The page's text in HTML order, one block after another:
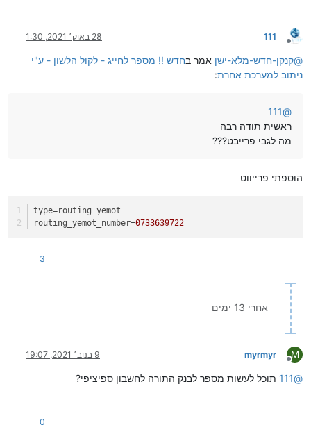
מנותק
111 28 באוק׳ 2021, 1:30
@קנקן-חדש-מלא-ישן אמר בחדש !! מספר לחייג - לקול הלשון - ע"י
ניתוב למערכת אחרת:
@
111
ראשית תודה רבה
מה לגבי פרייבט???
הוספתי פרייווט
type=routing_yemot
routing_yemot_number=0733639722
3
אחרי 13 ימים
M
מנותק
myrmyr 9 בנוב׳ 2021, 19:07
@
111 תוכל לעשות מספר לבנק התורה לחשבון ספיציפי?
0